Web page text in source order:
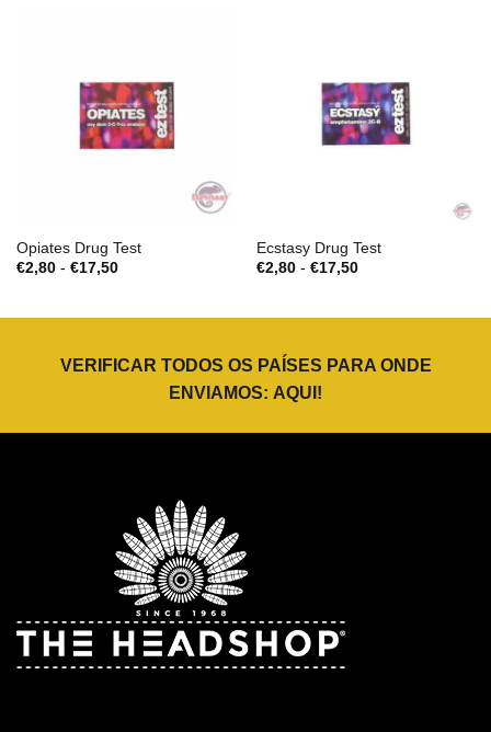
Opiates Drug Test
€2,80 - €17,50Gama
Ecstasy Drug Test
€2,80 - €17,50Gama
VERIFICAR TODOS OS PAÍSES PARA ONDE
ENVIAMOS: AQUI !